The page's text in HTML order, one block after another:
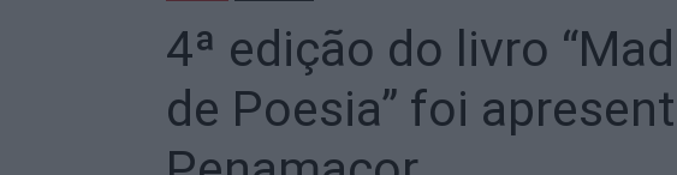
4ª edição do livro
de Poesia” foi